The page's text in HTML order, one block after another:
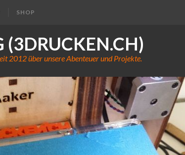
SHOP
(3DRUCKEN.CH)
2012 über unsere Abenteuer und Projekte.